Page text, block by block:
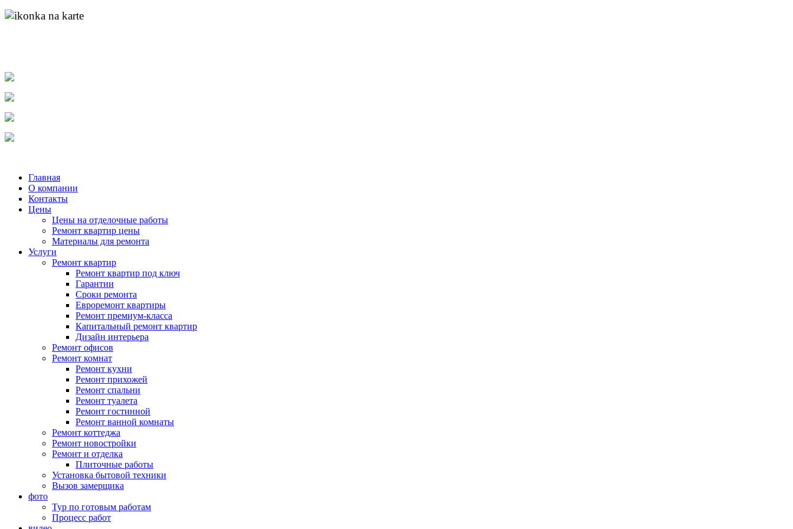
Главная
О компании
Контакты
Цены
Цены на отделочные работы
Ремонт квартир цены
Материалы для ремонта
Услуги
Ремонт квартир
Ремонт квартир под ключ
Гарантии
Сроки ремонта
Евроремонт квартиры
Ремонт премиум-класса
Капитальный ремонт квартир
Дизайн интерьера
Ремонт офисов
Ремонт комнат
Ремонт кухни
Ремонт прихожей
Ремонт спальни
Ремонт туалета
Ремонт гостинной
Ремонт ванной комнаты
Ремонт коттеджа
Ремонт новостройки
Ремонт и отделка
Плиточные работы
Установка бытовой техники
Вызов замерщика
фото
Тур по готовым работам
Процесс работ